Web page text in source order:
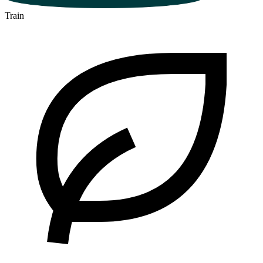
Train